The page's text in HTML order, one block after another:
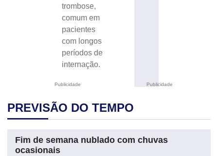
Publicidade
trombose,
comum em
pacientes
com longos
períodos de
internação.
Publicidade
PREVISÃO DO TEMPO
Fim de semana nublado com chuvas
ocasionais